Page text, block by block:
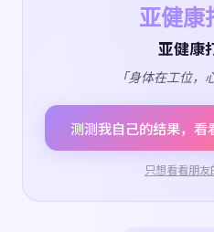
亚健康
亚健康
「身体在工位，
测测我自己的结果，
只想看看朋